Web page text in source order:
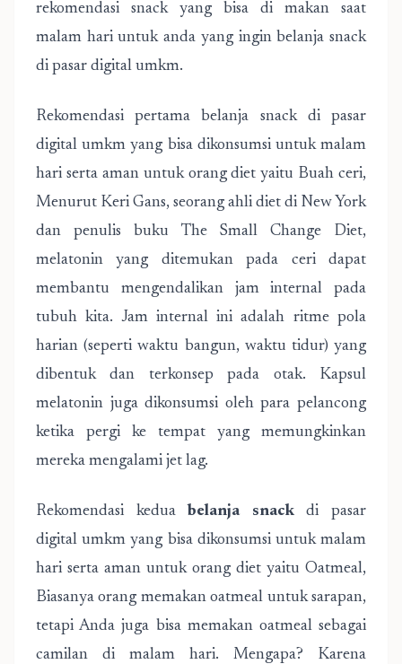
rekomendasi snack yang bisa di makan saat
malam hari untuk anda yang ingin belanja snack
di pasar digital umkm.
Rekomendasi pertama belanja snack di pasar
digital umkm yang bisa dikonsumsi untuk malam
hari serta aman untuk orang diet yaitu Buah ceri,
Menurut Keri Gans, seorang ahli diet di New York
dan penulis buku The Small Change Diet,
melatonin yang ditemukan pada ceri dapat
membantu mengendalikan jam internal pada
tubuh kita. Jam internal ini adalah ritme pola
harian (seperti waktu bangun, waktu tidur) yang
dibentuk dan terkonsep pada otak. Kapsul
melatonin juga dikonsumsi oleh para pelancong
ketika pergi ke tempat yang memungkinkan
mereka mengalami jet lag.
Rekomendasi keduabelanja snackdi pasar
digital umkm yang bisa dikonsumsi untuk malam
hari serta aman untuk orang diet yaitu Oatmeal,
Biasanya orang memakan oatmeal untuk sarapan,
tetapi Anda juga bisa memakan oatmeal sebagai
camilan di malam hari. Mengapa? Karena